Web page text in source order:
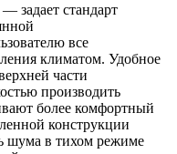
задает стандарт
все
климатом. Удобное
части
производить
более комфортный
конструкции
шума в тихом режиме